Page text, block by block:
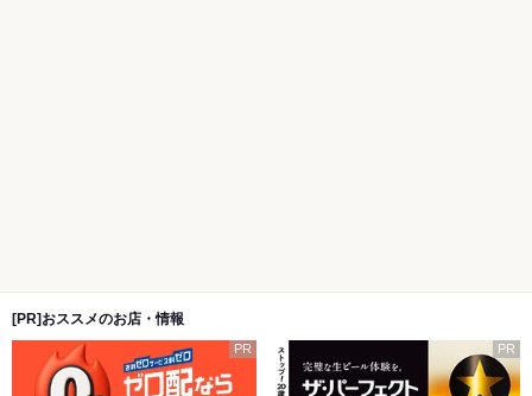
[PR]おススメのお店・情報
PR PR